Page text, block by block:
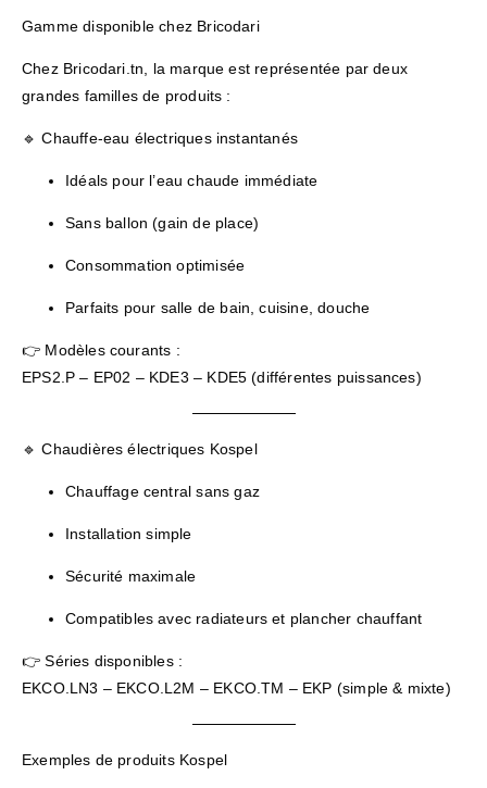
Gamme disponible chez Bricodari
Chez Bricodari.tn, la marque est représentée par deux
grandes familles de produits :
🔹 Chauffe-eau électriques instantanés
Idéals pour l’eau chaude immédiate
Sans ballon (gain de place)
Consommation optimisée
Parfaits pour salle de bain, cuisine, douche
👉 Modèles courants :
EPS2.P – EP02 – KDE3 – KDE5 (différentes puissances)
🔹 Chaudières électriques Kospel
Chauffage central sans gaz
Installation simple
Sécurité maximale
Compatibles avec radiateurs et plancher chauffant
👉 Séries disponibles :
EKCO.LN3 – EKCO.L2M – EKCO.TM – EKP (simple & mixte)
Exemples de produits Kospel